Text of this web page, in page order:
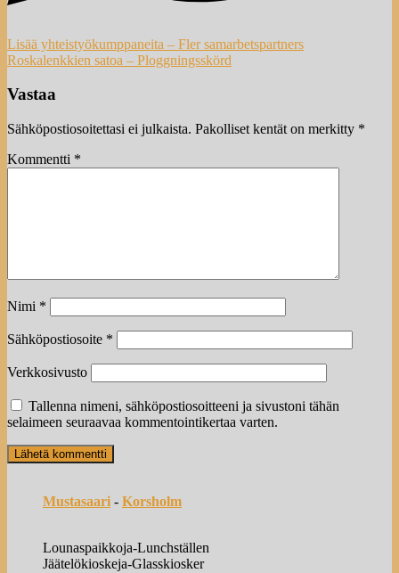
Artikkelien
selaus
Lisää yhteistyökumppaneita – Fler samarbetspartners
Roskalenkkien satoa – Ploggningsskörd
Vastaa
Sähköpostiosoitettasi ei julkaista. Pakolliset kentät on merkitty *
Kommentti *
Nimi *
Sähköpostiosoite *
Verkkosivusto
Tallenna nimeni, sähköpostiosoitteeni ja sivustoni tähän
selaimeen seuraavaa kommentointikertaa varten.
Mustasaari - Korsholm
Lounaspaikkoja-Lunchställen
Jäätelökioskeja-Glasskiosker